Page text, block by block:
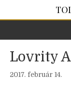
Lovrity
2017. február 14.